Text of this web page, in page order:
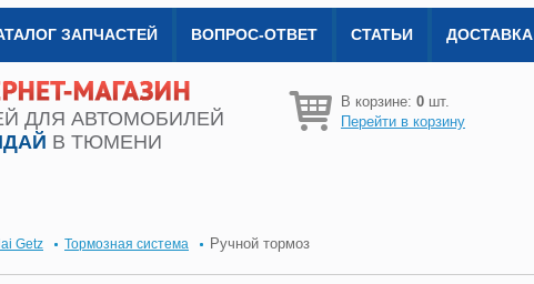
ЗАПЧАСТЕЙ ВОПРОС-ОТВЕТ СТАТЬИ ДОСТАВКА
ДЛЯ АВТОМОБИЛЕЙ
В ТЮМЕНИ
В корзине: 0 шт.
Перейти в корзину
Getz Тормозная система Ручной тормоз